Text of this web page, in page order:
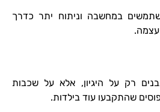
במחשבה וניתוח יתר כדרך
עצמה.
רק על היגיון, אלא על שכבות
שהתקבעו עוד בילדות.